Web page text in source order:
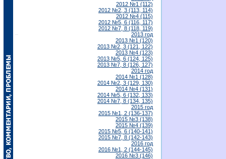
2012 №1 (112)
2012 №2, 3 (113, 114)
2012 №4 (115)
2012 №5, 6 (116, 117)
2012 №7, 8 (118, 119)
2013 год
2013 №1 (120)
2013 №2, 3 (121, 122)
2013 №4 (123)
2013 №5, 6 (124, 125)
2013 №7, 8 (126, 127)
2014 год
2014 №1 (128)
2014 №2, 3 (129, 130)
2014 №4 (131)
2014 №5, 6 (132, 133)
2014 №7, 8 (134, 135)
2015 год
2015 №1, 2 (136-137)
2015 №3 (138)
2015 №4 (139)
2015 №5, 6 (140-141)
2015 №7, 8 (142-143)
2016 год
2016 №1, 2 (144-145)
2016 №3 (146)